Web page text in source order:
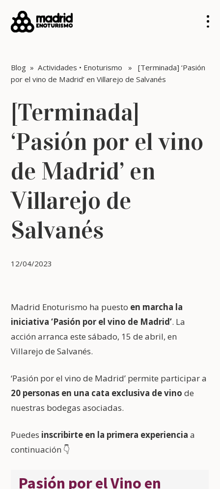
Blog »Actividades • Enoturismo » [Terminada] ‘Pasión
por el vino de Madrid’ en Villarejo de Salvanés
[Terminada]
‘Pasión por el vino
de Madrid’ en
Villarejo de
Salvanés
12/04/2023
Madrid Enoturismo ha puesto en marcha la
iniciativa ‘Pasión por el vino de Madrid’. La
acción arranca este sábado, 15 de abril, en
Villarejo de Salvanés.
‘Pasión por el vino de Madrid’ permite participar a
20 personas en una cata exclusiva de vinode
nuestras bodegas asociadas.
Puedes inscribirte en la primera experiencia a
continuación 👇